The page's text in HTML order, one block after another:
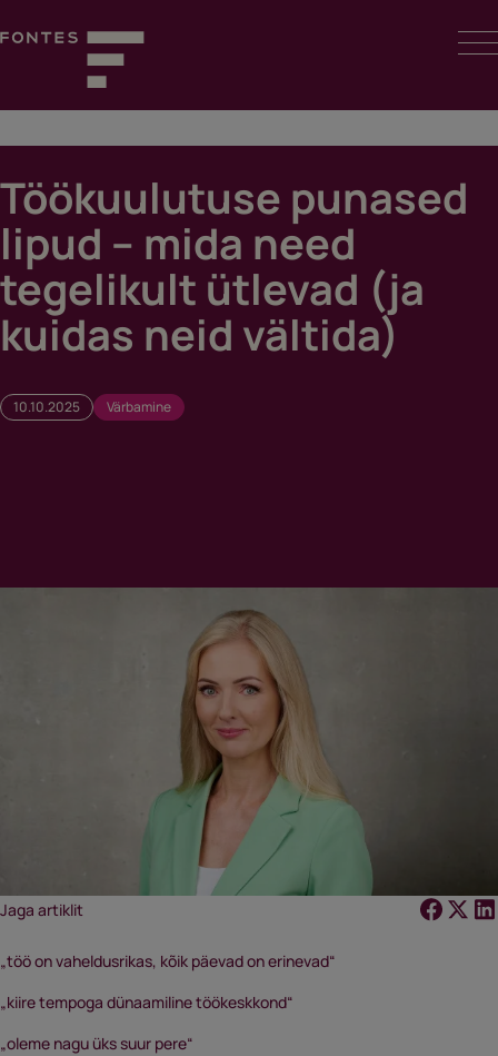
to
Töökuulutuse punased
lipud – mida need
tegelikult ütlevad (ja
kuidas neid vältida)
10.10.2025 Värbamine
Jaga artiklit
„töö on vaheldusrikas, kõik päevad on erinevad“
„kiire tempoga dünaamiline töökeskkond“
„oleme nagu üks suur pere“